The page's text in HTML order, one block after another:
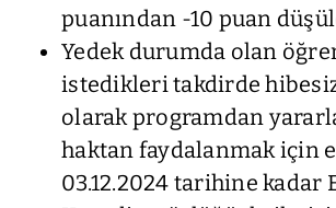
puanından -10 puan
Yedek durumda olan
istedikleri takdirde
olarak programdan
haktan faydalanmak için
03.12.2024 tarihine kadar